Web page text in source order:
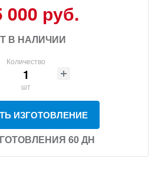
000 руб.
В НАЛИЧИИ
Количество
шт
ИЗГОТОВЛЕНИЕ
60 ДН